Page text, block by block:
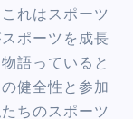
れはスポーツ
ポーツを成長
語っていると
健全性と参加
ちのスポーツ